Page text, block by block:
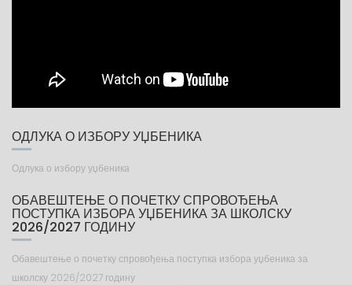
ОДЛУКА О ИЗБОРУ УЏБЕНИКА
Одлука о избору уџбеника
ОБАВЕШТЕЊЕ О ПОЧЕТКУ СПРОВОЂЕЊА
ПОСТУПКА ИЗБОРА УЏБЕНИКА ЗА ШКОЛСКУ
2026/2027 ГОДИНУ
Обавештење о почетку спровођења поступка избора уџбеника за
школску 2026/2027 годину